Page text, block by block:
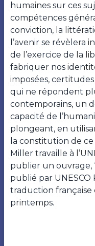
humaines sur ces
compétences
conviction, la
l’avenir se révèlera
de l’exercice de la
fabriquer nos
imposées,
qui ne répondent
contemporains, un
capacité de
plongeant, en
la constitution de
Miller travaille à
publier un ouvrage,
publié par
traduction
printemps.